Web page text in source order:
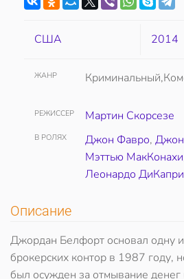
США 2014
ЖАНР
РЕЖИССЕР Мартин Скорсезе
В РОЛЯХ Джон Фавро,
Мэттью МакКонахи
Леонардо
Описание
Джордан Белфорт основал одну
брокерских контор в 1987 году,
был осужден за отмывание денег